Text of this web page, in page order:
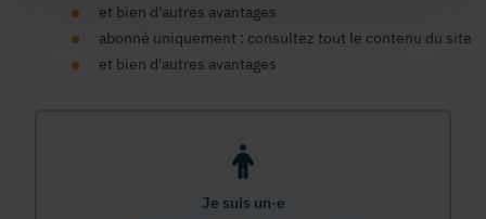
Je suis un·e
et bien d'autres avantages
abonné uniquement : consultez tout le contenu du site
et bien d'autres avantages